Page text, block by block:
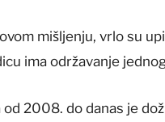
mišljenju, vrlo su
ima održavanje
2008. do danas je